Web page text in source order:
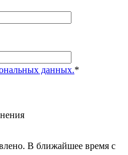
данных.*
В ближайшее время с